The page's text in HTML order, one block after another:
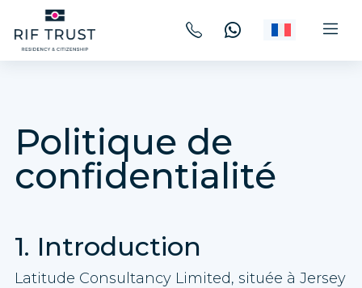
Politique de
confidentialité
1. Introduction
Latitude Consultancy Limited, située à Jersey